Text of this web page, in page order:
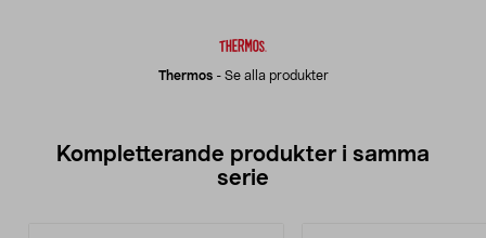
Thermos- Se alla produkter
Kompletterande produkter i samma
serie